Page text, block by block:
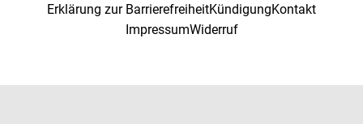
Erklärung zur BarrierefreiheitKündigungKontakt
ImpressumWiderruf